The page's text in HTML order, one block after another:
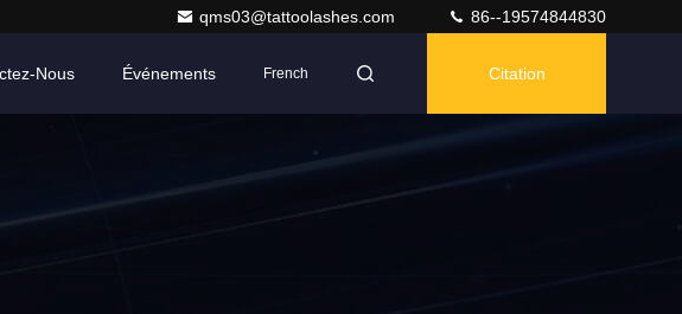
qms03@tattoolashes.com 86--19574844830
Nous Événements French Citation